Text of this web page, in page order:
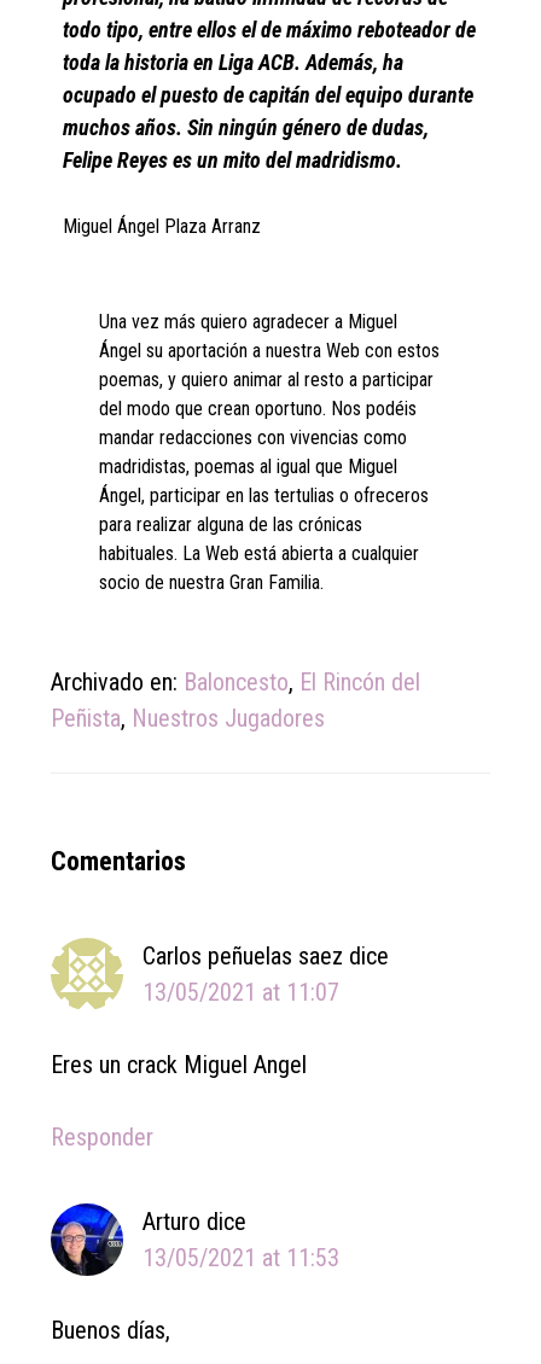
todo tipo, entre ellos el de máximo reboteador de
toda la historia en Liga ACB. Además, ha
ocupado el puesto de capitán del equipo durante
muchos años. Sin ningún género de dudas,
Felipe Reyes es un mito del madridismo.
Miguel Ángel Plaza Arranz
Una vez más quiero agradecer a Miguel
Ángel su aportación a nuestra Web con estos
poemas, y quiero animar al resto a participar
del modo que crean oportuno. Nos podéis
mandar redacciones con vivencias como
madridistas, poemas al igual que Miguel
Ángel, participar en las tertulias o ofreceros
para realizar alguna de las crónicas
habituales. La Web está abierta a cualquier
socio de nuestra Gran Familia.
Archivado en: Baloncesto, El Rincón del
Peñista, Nuestros Jugadores
Reader
Comentarios
Carlos peñuelas saez dice
13/05/2021 at 11:07
Eres un crack Miguel Angel
Responder
Arturo dice
13/05/2021 at 11:53
Buenos días,